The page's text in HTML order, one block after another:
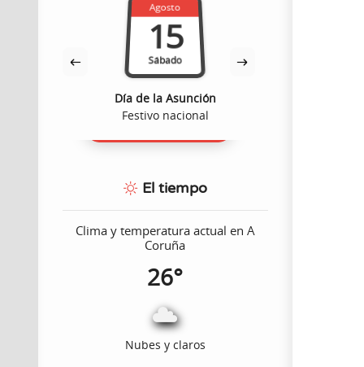
Agosto
15
Sábado
Día de la Asunción
Festivo nacional
El tiempo
Clima y temperatura actual en A
Coruña
26°
Nubes y claros